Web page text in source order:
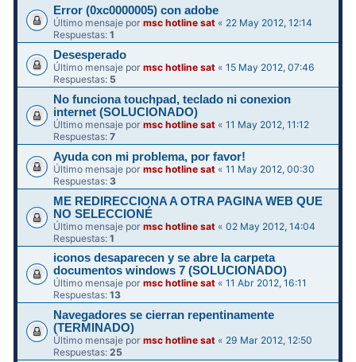
Error (0xc0000005) con adobe
Último mensaje pormsc hotline sat « 22 May 2012, 12:14
Respuestas:1
Desesperado
Último mensaje pormsc hotline sat «15 May 2012, 07:46
Respuestas: 5
No funciona touchpad, teclado ni conexion
internet (SOLUCIONADO)
Último mensaje pormsc hotline sat «11 May 2012, 11:12
Respuestas:7
Ayuda con mi problema, por favor!
Último mensaje pormsc hotline sat «11 May 2012, 00:30
Respuestas:3
ME REDIRECCIONA A OTRA PAGINA WEB QUE
NO SELECCIONÉ
Último mensaje pormsc hotline sat «02 May 2012, 14:04
Respuestas:1
iconos desaparecen y se abre la carpeta
documentos windows 7 (SOLUCIONADO)
Último mensaje pormsc hotline sat «11 Abr 2012, 16:11
Respuestas:13
Navegadores se cierran repentinamente
(TERMINADO)
Último mensaje pormsc hotline sat « 29 Mar 2012, 12:50
Respuestas:25